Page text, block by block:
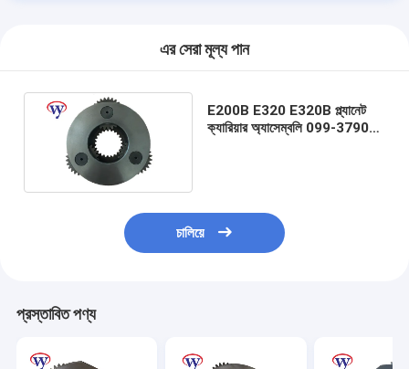
এর সেরা মূল্য পান
E200B E320 E320B প্ল্যানেট
ক্যারিয়ার অ্যাসেম্বলি 099-3790
চালিয়ে
প্রস্তাবিত পণ্য